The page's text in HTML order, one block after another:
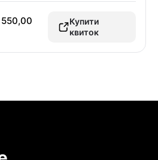
550,00
Купити
квиток